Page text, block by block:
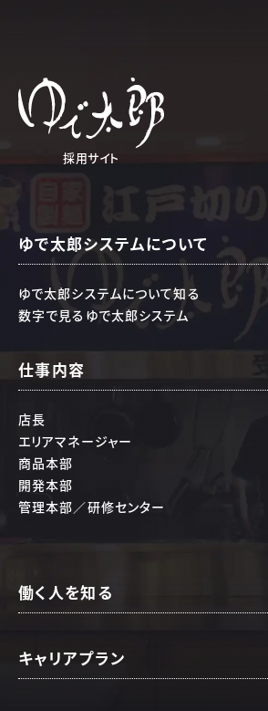
採用サイト
ゆで太郎システムについて
ゆで太郎システムについて知る
数字で見るゆで太郎システム
仕事内容
店長
エリアマネージャー
商品本部
開発本部
管理本部／研修センター
働く人を知る
キャリアプラン